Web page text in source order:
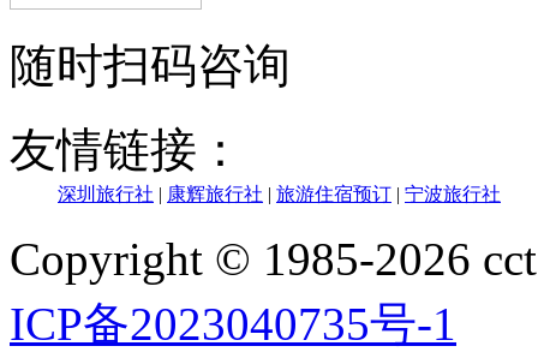
随时扫码咨询
友情链接：
深圳旅行社 | 康辉旅行社 | 旅游住宿预订 | 宁波旅行社
Copyright © 1985-2026
ICP备2023040735号-1